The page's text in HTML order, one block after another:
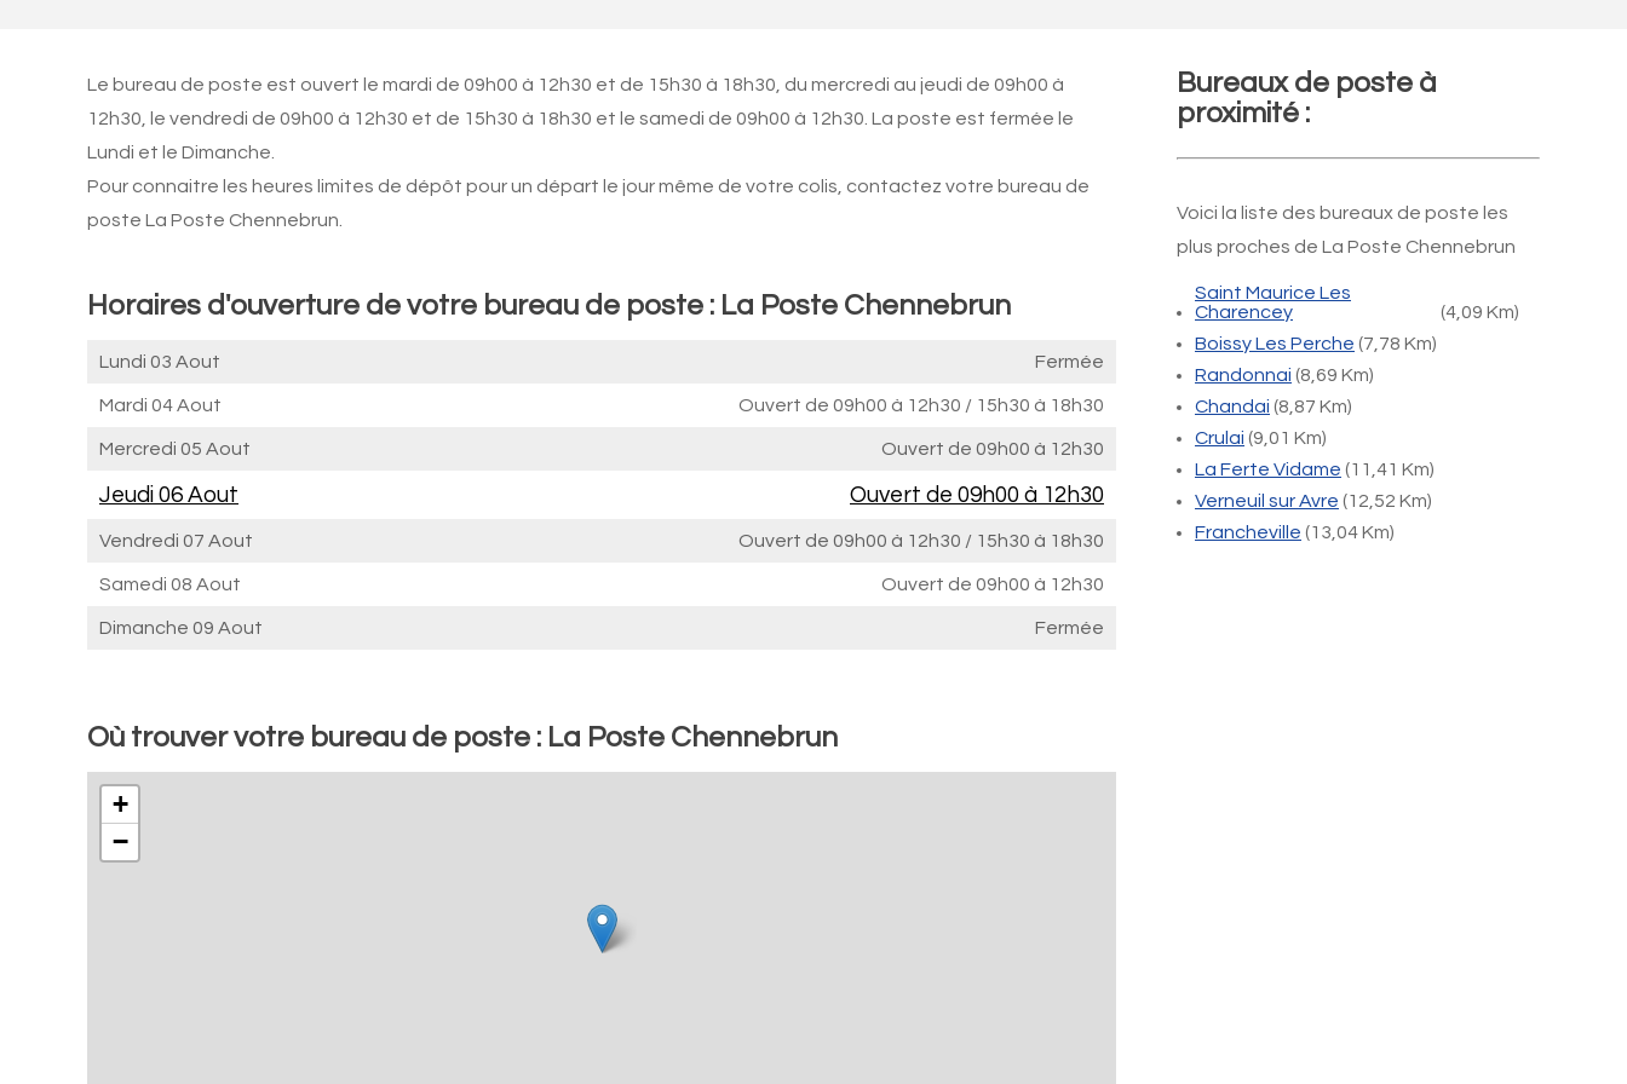
Le bureau de poste est ouvert le mardi de 09h00 à 12h30 et de 15h30 à 18h30, du mercredi au jeudi de 09h00 à
12h30, le vendredi de 09h00 à 12h30 et de 15h30 à 18h30 et le samedi de 09h00 à 12h30. La poste est fermée le
Lundi et le Dimanche.
Pour connaitre les heures limites de dépôt pour un départ le jour même de votre colis, contactez votre bureau de
poste La Poste Chennebrun.
Horaires d'ouverture de votre bureau de poste : La Poste Chennebrun
Lundi 03 Aout Fermée
Mardi 04 Aout Ouvert de 09h00 à 12h30 / 15h30 à 18h30
Mercredi 05 Aout Ouvert de 09h00 à 12h30
Jeudi 06 Aout Ouvert de 09h00 à 12h30
Vendredi 07 Aout Ouvert de 09h00 à 12h30 / 15h30 à 18h30
Samedi 08 Aout Ouvert de 09h00 à 12h30
Dimanche 09 Aout Fermée
Où trouver votre bureau de poste : La Poste Chennebrun
+
−
Bureaux de poste à
proximité :
Voici la liste des bureaux de poste les
plus proches de La Poste Chennebrun
Saint Maurice Les
Charencey
(4,09 Km)
Boissy Les Perche (7,78 Km)
Randonnai (8,69 Km)
Chandai (8,87 Km)
Crulai (9,01 Km)
La Ferte Vidame (11,41 Km)
Verneuil sur Avre (12,52 Km)
Francheville (13,04 Km)